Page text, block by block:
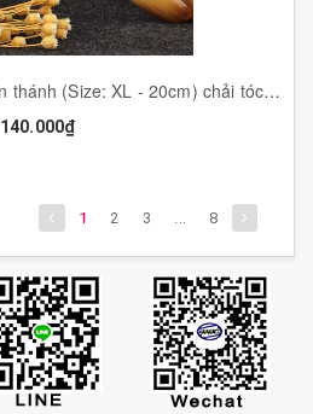
Lược sừng răng thưa thần thánh (Size: XL - 20cm) chải tóc xoăn, rối, xù - Massa đầu giúp lưu thông máu - Hahanco- COH147
140.000₫
1 2 3 ... 8